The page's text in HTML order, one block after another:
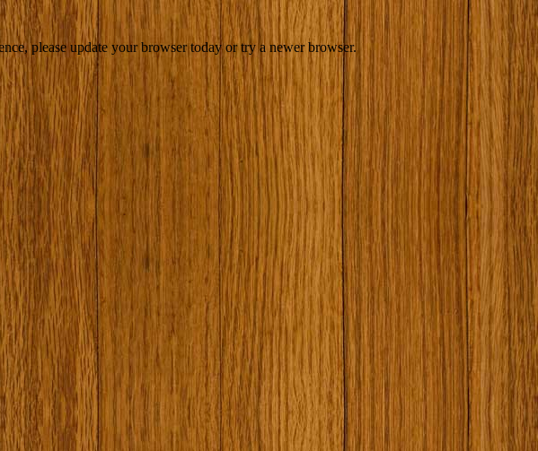
please update your browser today or try a newer browser.